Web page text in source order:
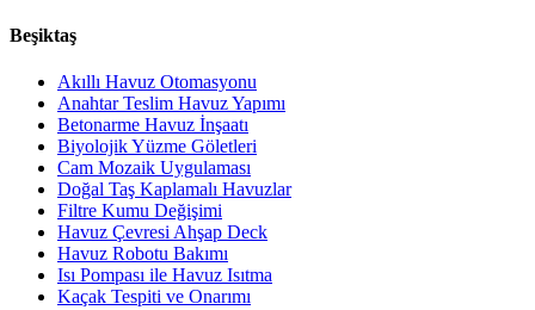
Beşiktaş
Akıllı Havuz Otomasyonu
Anahtar Teslim Havuz Yapımı
Betonarme Havuz İnşaatı
Biyolojik Yüzme Göletleri
Cam Mozaik Uygulaması
Doğal Taş Kaplamalı Havuzlar
Filtre Kumu Değişimi
Havuz Çevresi Ahşap Deck
Havuz Robotu Bakımı
Isı Pompası ile Havuz Isıtma
Kaçak Tespiti ve Onarımı